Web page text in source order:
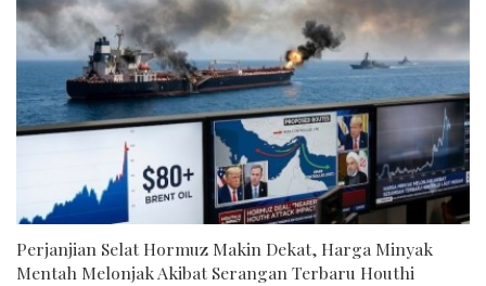
Perjanjian Selat Hormuz Makin Dekat, Harga Minyak
Mentah Melonjak Akibat Serangan Terbaru Houthi